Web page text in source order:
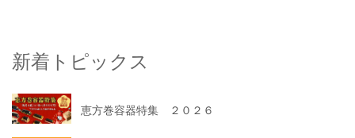
新着トピックス
恵方巻容器特集 ２０２６